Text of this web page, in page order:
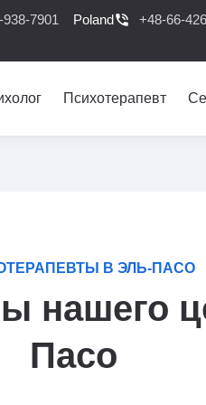
7901 Polandphone_in_talk +48-66-
Психотерапевт
В ЭЛЬ-ПАСО
нашего
Пасо